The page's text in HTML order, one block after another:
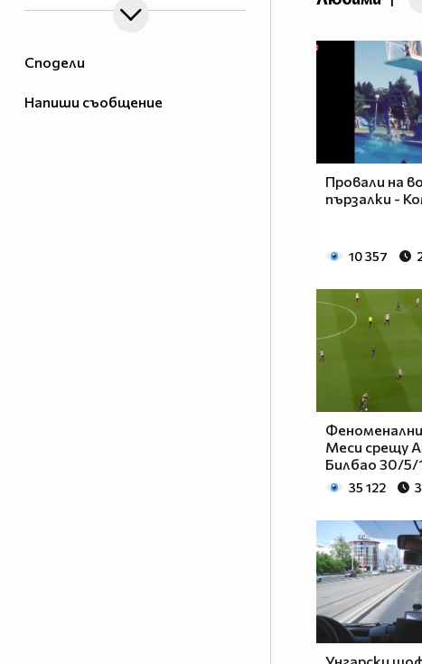
Сподели
Напиши съобщение
Провали на
пързалки -
10 357
Меси срещу
Билбао 30/5/
35 122